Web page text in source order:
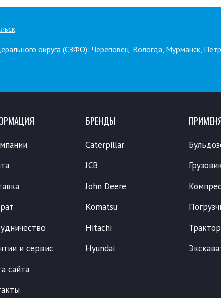
.
округа (СЗФО): Череповец, Вологда, Мурманск,
и сервис
сайта
БРЕНДЫ
Caterpillar
JCB
John Deere
Komatsu
Hitachi
Hyundai
Трактор